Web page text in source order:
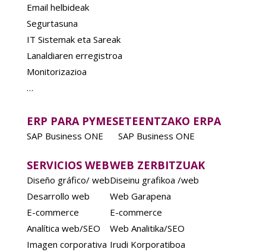
Email helbideak
Segurtasuna
IT Sistemak eta Sareak
Lanaldiaren erregistroa
Monitorizazioa
…
ERP PARA PYMES
SAP Business ONE
ETEENTZAKO ERPA
SAP Business ONE
SERVICIOS WEB
Diseño gráfico/ web
Desarrollo web
E-commerce
Analítica web/SEO
Imagen corporativa
WEB ZERBITZUAK
Diseinu grafikoa /web
Web Garapena
E-commerce
Web Analitika/SEO
Irudi Korporatiboa